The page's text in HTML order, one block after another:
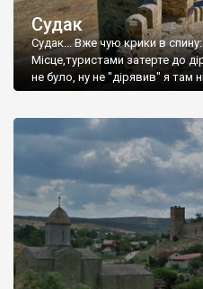
Судак
Судак... Вже чую крики в
Місце,туристами затерте до
не було, ну не "дірявив" я там